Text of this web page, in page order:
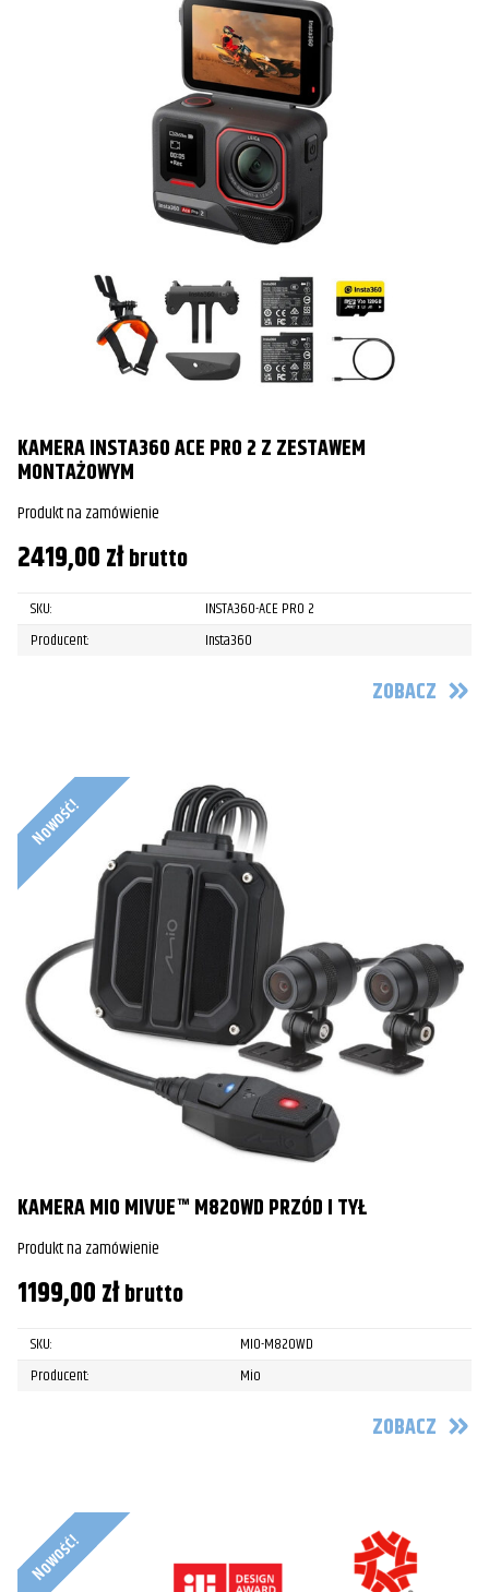
KAMERA INSTA360 ACE PRO 2 Z ZESTAWEM
MONTAŻOWYM
Produkt na zamówienie
2419,00złbrutto
SKU:
INSTA360-ACE PRO 2
Producent:
Insta360
ZOBACZ
Nowość!
KAMERA MIO MIVUE™ M820WD PRZÓD I TYŁ
Produkt na zamówienie
1199,00złbrutto
SKU:
MIO-M820WD
Producent:
Mio
ZOBACZ
Nowość!